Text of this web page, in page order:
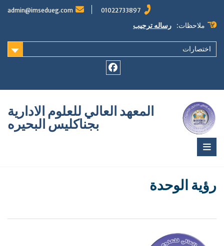
content
01022733897
admin@imsedueg.com
ملاحظات: رساله ترحيب
اختصارات
المعهد العالي للعلوم الادارية
بجناكليس البحيره
رؤية الوحدة